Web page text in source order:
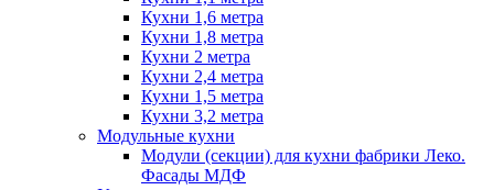
Кухни 1,6 метра
Кухни 1,8 метра
Кухни 2 метра
Кухни 2,4 метра
Кухни 1,5 метра
Кухни 3,2 метра
Модульные кухни
Модули (секции) для кухни фабрики Леко.
Фасады МДФ